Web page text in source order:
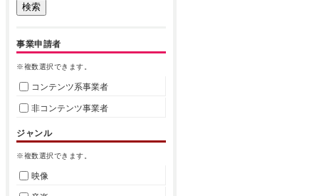
事業申請者
※複数選択できます。
コンテンツ系事業者
非コンテンツ事業者
ジャンル
※複数選択できます。
映像